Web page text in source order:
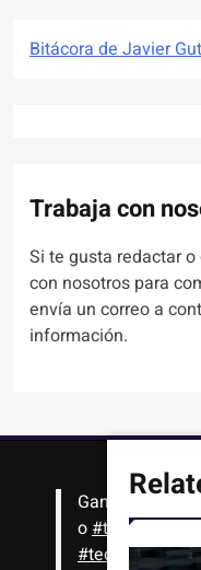
Bitácora de Javier
Trabaja con
Si te gusta redactar
con nosotros para
envía un correo a
información.
Gana #Bitcoin
o#tutoriales
#tecnología,